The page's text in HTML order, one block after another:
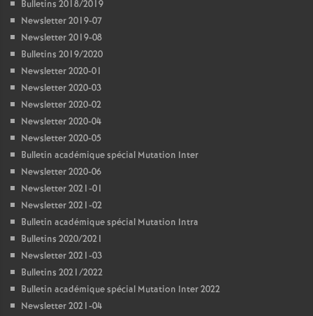
Bulletins 2018/2019
Newsletter 2019-07
Newsletter 2019-08
Bulletins 2019/2020
Newsletter 2020-01
Newsletter 2020-03
Newsletter 2020-02
Newsletter 2020-04
Newsletter 2020-05
Bulletin académique spécial Mutation Inter
Newsletter 2020-06
Newsletter 2021-01
Newsletter 2021-02
Bulletin académique spécial Mutation Intra
Bulletins 2020/2021
Newsletter 2021-03
Bulletins 2021/2022
Bulletin académique spécial Mutation Inter 2022
Newsletter 2021-04